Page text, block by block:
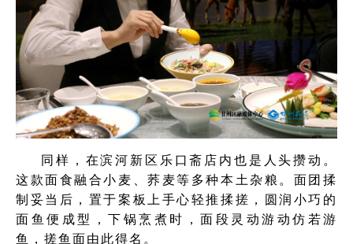
同样，在滨河新区乐口斋店内也是人头攒动。
这款面食融合小麦、荞麦等多种本土杂粮。面团揉
制妥当后，置于案板上手心轻推揉搓，圆润小巧的
面鱼便成型，下锅烹煮时，面段灵动游动仿若游
鱼，搓鱼面由此得名。